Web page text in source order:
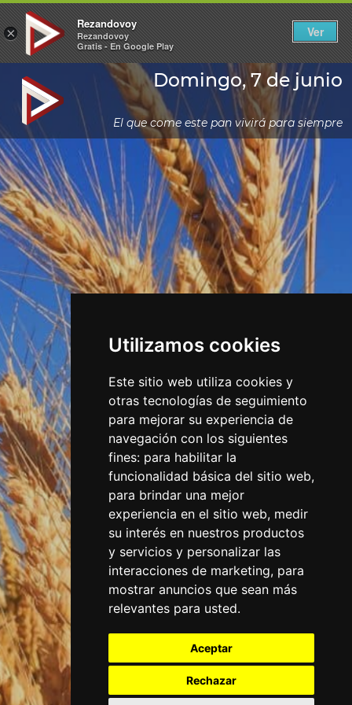
Utilizamos cookies
Este sitio web utiliza cookies y
otras tecnologías de seguimiento
para mejorar su experiencia de
navegación con los siguientes
fines: para habilitar la
funcionalidad básica del sitio web,
para brindar una mejor
experiencia en el sitio web, medir
su interés en nuestros productos
y servicios y personalizar las
interacciones de marketing, para
mostrar anuncios que sean más
relevantes para usted.
Aceptar
Rechazar
×
Rezandovoy
Rezandovoy
Gratis - En Google Play
Ver
Domingo, 7 de junio
El que come este pan vivirá para siempre